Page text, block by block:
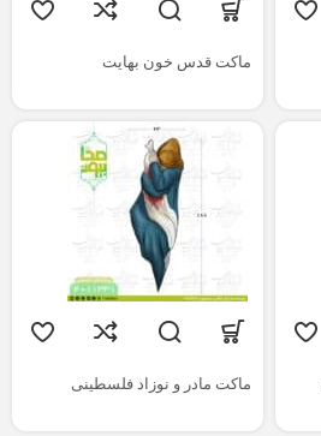
ماکت قدس خون بهایت
ماکت مادر و نوزاد فلسطینی